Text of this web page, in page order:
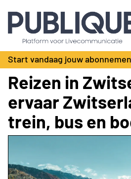
Industry Dashboard
Vacatures
Kalender
Producten
Bedrijvengids
Productengids
Locatie Finder
LiveWire
Contact
Over ons
Adverteren
Abonnementen
Start vandaag jouw
Reizen in
ervaar
trein, bus en